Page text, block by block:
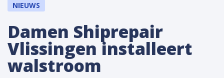
NIEUWS
Damen Shiprepair
Vlissingen installeert
walstroom